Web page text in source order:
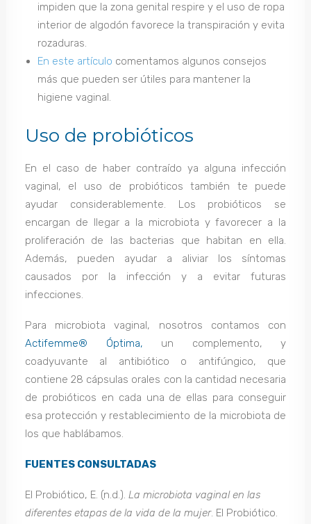
impiden que la zona genital respire y el uso de ropa
interior de algodón favorece la transpiración y evita
rozaduras.
En este artículo comentamos algunos consejos
más que pueden ser útiles para mantener la
higiene vaginal.
Uso de probióticos
En el caso de haber contraído ya alguna infección
vaginal, el uso de probióticos también te puede
ayudar considerablemente. Los probióticos se
encargan de llegar a la microbiota y favorecer a la
proliferación de las bacterias que habitan en ella.
Además, pueden ayudar a aliviar los síntomas
causados por la infección y a evitar futuras
infecciones.
Para microbiota vaginal, nosotros contamos con
Actifemme® Óptima, un complemento, y
coadyuvante al antibiótico o antifúngico, que
contiene 28 cápsulas orales con la cantidad necesaria
de probióticos en cada una de ellas para conseguir
esa protección y restablecimiento de la microbiota de
los que hablábamos.
FUENTES CONSULTADAS
El Probiótico, E. (n.d.). La microbiota vaginal en las
diferentes etapas de la vida de la mujer. El Probiótico.